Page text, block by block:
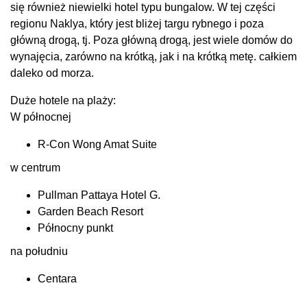
się również niewielki hotel typu bungalow. W tej części
regionu Naklya, który jest bliżej targu rybnego i poza
główną drogą, tj. Poza główną drogą, jest wiele domów do
wynajęcia, zarówno na krótką, jak i na krótką metę. całkiem
daleko od morza.
Duże hotele na plaży:
W północnej
R-Con Wong Amat Suite
w centrum
Pullman Pattaya Hotel G.
Garden Beach Resort
Północny punkt
na południu
Centara